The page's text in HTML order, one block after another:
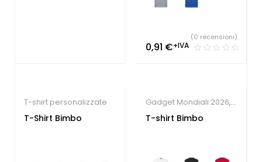
0,91 €+IVA
(0 recensioni)
T-shirt personalizzate
T-Shirt Bimbo
Gadget Mondiali 2026,
T-shirt personalizzate
T-shirt Bimbo